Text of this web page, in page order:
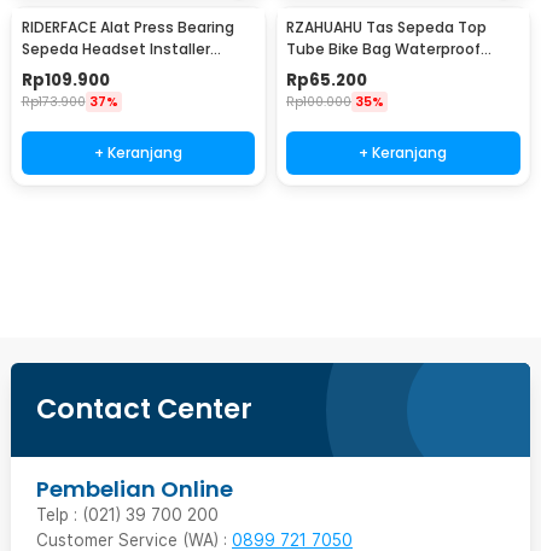
RIDERFACE Alat Press Bearing
Sepeda Headset Installer
BB86-92 Tool - HP-7070
Rp109.900
Rp173.900 37%
+ Keranjang
RZAHUAHU Tas Sepeda Top
Tube Bike Bag Waterproof
Holder HP 6.5 Inch - TZ50
Rp65.200
Rp100.000 35%
+ Keranjang
Contact Center
Pembelian Online
Telp : (021) 39 700 200
Customer Service (WA) : 0899 721 7050